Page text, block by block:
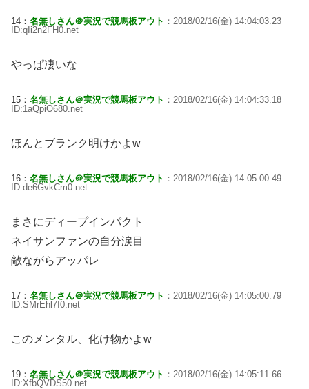
14： 名無しさん＠実況で競馬板アウト ：2018/02/16(金) 14:04:03.23
ID:qIi2n2FH0.net
やっぱ凄いな
15： 名無しさん＠実況で競馬板アウト ：2018/02/16(金) 14:04:33.18
ID:1aQpiO680.net
ほんとブランク明けかよw
16： 名無しさん＠実況で競馬板アウト ：2018/02/16(金) 14:05:00.49
ID:de6GvkCm0.net
まさにディープインパクト
ネイサンファンの自分涙目
敵ながらアッパレ
17： 名無しさん＠実況で競馬板アウト ：2018/02/16(金) 14:05:00.79
ID:SMrEhl7I0.net
このメンタル、化け物かよw
19： 名無しさん＠実況で競馬板アウト ：2018/02/16(金) 14:05:11.66
ID:XfbQVDS50.net